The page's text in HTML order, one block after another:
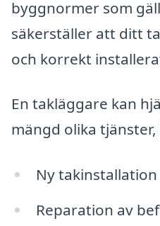
byggnormer som
säkerställer att ditt
och korrekt
En takläggare kan
mängd olika tjänster,
Ny takinstallation
Reparation av